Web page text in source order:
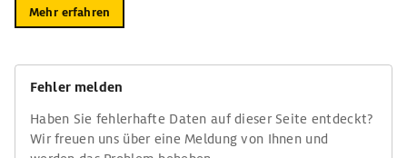
Mehr erfahren
Fehler melden
Haben Sie fehlerhafte Daten auf dieser Seite entdeckt?
Wir freuen uns über eine Meldung von Ihnen und